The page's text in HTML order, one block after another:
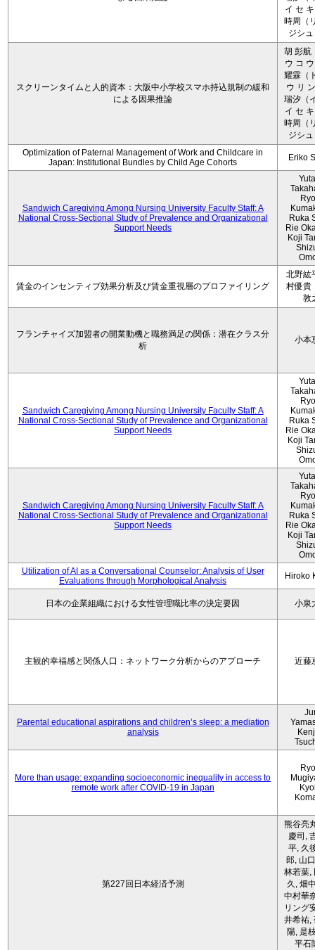
イ セ
時周（
ジシ
スクリーンタイムと人的資本：大阪中小学校スマホ持込規制の緩和
による因果推論
胡 彭航
ウ コ
耀霖（
ウ リ
瑞汐（
イ セ
時周（
ジシ
Optimization of Paternal Management of Work and Childcare in
Japan: Institutional Bundles by Child Age Cohorts
Eriko
Sandwich Caregiving Among Nursing University Faculty Staff: A
National Cross-Sectional Study of Prevalence and Organizational
Support Needs
Ruka
Rie
Koji
賃金のインセンティブ効果分析及び賃金重視層のプロファイリング
北野紘
村優貴
敦
フランチャイズ加盟者の開業動機と職務満足の関係：潜在クラス分
析
小本
Sandwich Caregiving Among Nursing University Faculty Staff: A
National Cross-Sectional Study of Prevalence and Organizational
Support Needs
Ruka
Rie
Koji
Sandwich Caregiving Among Nursing University Faculty Staff: A
National Cross-Sectional Study of Prevalence and Organizational
Support Needs
Ruka
Rie
Koji
Utilization of AI as a Conversational Counselor: Analysis of User
Evaluations through Morphological Analysis
Hiroko
日本の企業組織における女性管理職比率の決定要因 小泉
主観的幸福感と関係人口：ネットワーク分析からのアプローチ 近藤
Parental educational aspirations and children’s sleep: a mediation
analysis
More than usage: expanding socioeconomic inequality in access to
remote work after COVID-19 in Japan
第227回日本経済予測
熊谷亮
慶司,
平, 久
郎, 山
林若葉,
久, 畑
中村華
リング
井希祐,
陽, 是
平石